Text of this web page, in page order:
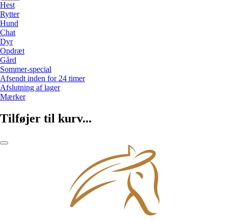
Hest
Rytter
Hund
Chat
Dyr
Opdræt
Gård
Sommer-special
Afsendt inden for 24 timer
Afslutning af lager
Mærker
Tilføjer til kurv...